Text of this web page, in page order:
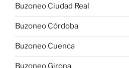
Buzoneo Ciudad Real
Buzoneo Córdoba
Buzoneo Cuenca
Buzoneo Girona